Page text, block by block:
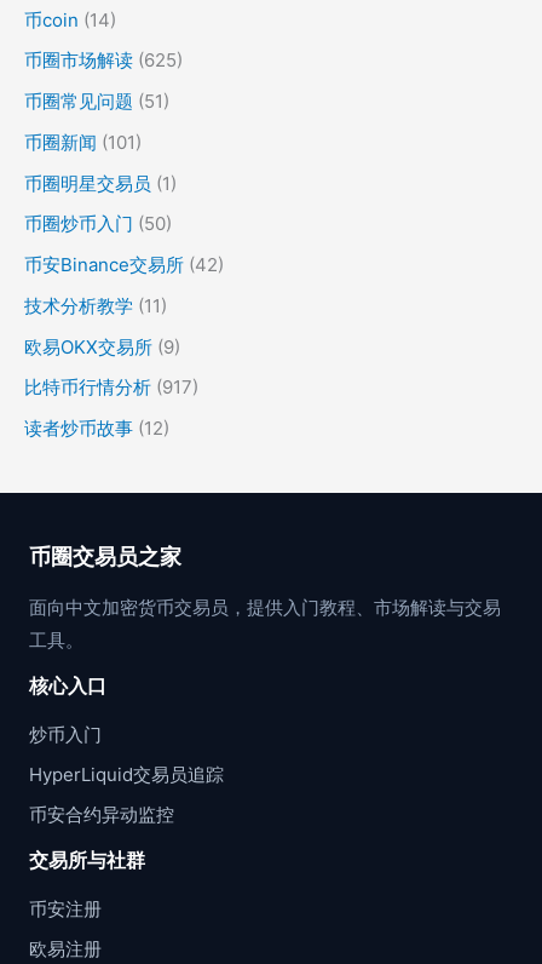
币coin (14)
币圈市场解读 (625)
币圈常见问题 (51)
币圈新闻 (101)
币圈明星交易员 (1)
币圈炒币入门 (50)
币安Binance交易所 (42)
技术分析教学 (11)
欧易OKX交易所 (9)
比特币行情分析 (917)
读者炒币故事 (12)
币圈交易员之家
面向中文加密货币交易员，提供入门教程、市场解读与交易
工具。
核心入口
炒币入门
HyperLiquid交易员追踪
币安合约异动监控
交易所与社群
币安注册
欧易注册